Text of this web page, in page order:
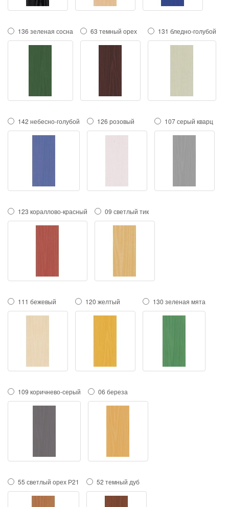
136 зеленая сосна 63 темный орех 131 бледно-голубой
142 небесно-голубой 126 розовый 107 серый кварц
123 кораллово-красный 09 светлый тик
111 бежевый 120 желтый 130 зеленая мята
109 коричнево-серый 06 береза
55 светлый орех Р21 52 темный дуб